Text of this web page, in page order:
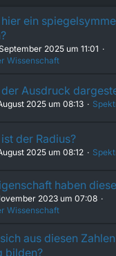
ein
2025 um 11:01
Wissenschaft
Ausdruck
2025 um 08:13
der Radius?
2025 um 08:12
haben
2023 um 07:08
Wissenschaft
aus diesen
bilden?